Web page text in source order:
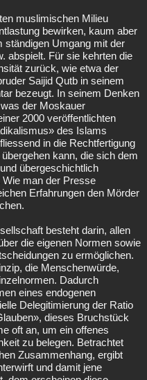
muslimischen Milieu
bewirken, kaum aber
ständigen Umgang mit der
abspielt. Für sie kehrten die
zurück, wie etwa der
Saijid Qutb in seinem
bezeugt. In seinem Denken
der Moskauer
2000 veröffentlichten
des Islams
in die Rechtfertigung
kann, die sich dem
übergeschichtlich
man der Presse
Erfahrungen den Mörder
besteht darin, allen
die eigenen Normen sowie
zu ermöglichen.
die Menschenwürde,
Dadurch
eines endogenen
Delegitimierung der Ratio
dieses Bruchstück
oft an, um ein offenes
zu belegen. Betrachtet
Zusammenhang, ergibt
und damit jene